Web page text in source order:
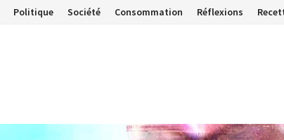
Politique Société Consommation Réflexions